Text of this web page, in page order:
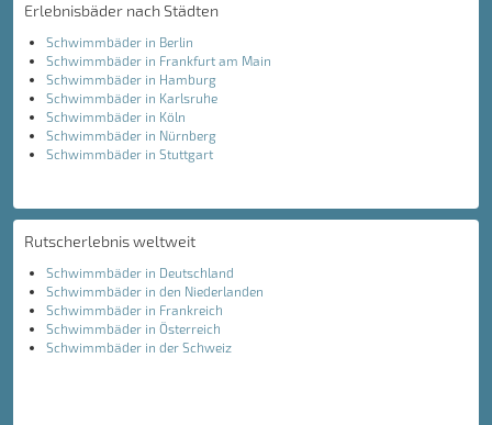
Erlebnisbäder nach Städten
Schwimmbäder in Berlin
Schwimmbäder in Frankfurt am Main
Schwimmbäder in Hamburg
Schwimmbäder in Karlsruhe
Schwimmbäder in Köln
Schwimmbäder in Nürnberg
Schwimmbäder in Stuttgart
Rutscherlebnis weltweit
Schwimmbäder in Deutschland
Schwimmbäder in den Niederlanden
Schwimmbäder in Frankreich
Schwimmbäder in Österreich
Schwimmbäder in der Schweiz